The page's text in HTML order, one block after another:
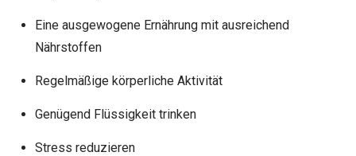
Eine ausgewogene Ernährung mit ausreichend
Nährstoffen
Regelmäßige körperliche Aktivität
Genügend Flüssigkeit trinken
Stress reduzieren